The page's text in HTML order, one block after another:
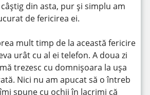
din asta, pur și simplu am
de fericirea ei.
mult timp de la această fericire
urât cu al ei telefon. A doua zi
trezesc cu domnișoara la ușa
Nici nu am apucat să o întreb
spune cu ochii în lacrimi că